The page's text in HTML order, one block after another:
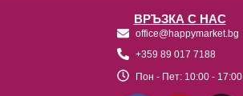
ВРЪЗКА С НАС
office@happymarket.bg
+359 89 017 7188
Пон - Пет: 10:00 - 17:00